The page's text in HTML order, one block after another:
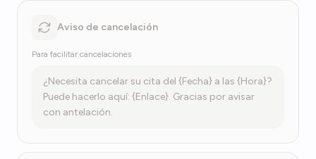
Aviso de cancelación
Para facilitar cancelaciones
¿Necesita cancelar su cita del {Fecha} a las {Hora}?
Puede hacerlo aquí: {Enlace}. Gracias por avisar
con antelación.